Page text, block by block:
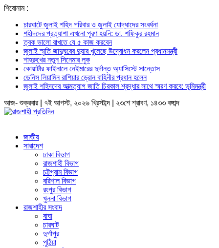
শিরোনাম :
চারঘাটে জুলাই শহিদ পরিবার ও জুলাই যোদ্ধাদের সংবর্ধনা
শহীদদের প্রত্যাশা এখনো পূরণ হয়নি: ডা. শফিকুর রহমান
ত্বক ভালো রাখতে যে ৫ কাজ করবেন
জুলাই স্মৃতি জাদুঘরের দুয়ার খুলেছে উদ্বোধন করলেন প্রধানমন্ত্রী
শাহরুখের নতুন সিনেমার লুক
কোয়ার্টার ফাইনালে নেইমারের দুর্দান্ত অ্যাসিস্টে সান্তোস
ডেনিস লিয়ামিন রাশিয়ার ড্রোন বাহিনীর প্রধান হলেন
জুলাই শহিদদের আত্মত্যাগ জাতি চিরকাল শ্রদ্ধার সাথে স্মরণ করবে: ভূমিমন্ত্রী
আজ- শুক্রবার | ৭ই আগস্ট, ২০২৬ খ্রিস্টাব্দ | ২৩শে শ্রাবণ, ১৪৩৩ বঙ্গাব্দ
জাতীয়
সারাদেশ
ঢাকা বিভাগ
রাজশাহী বিভাগ
চট্টগ্রাম বিভাগ
বরিশাল বিভাগ
রংপুর বিভাগ
খুলনা বিভাগ
রাজশাহীর সংবাদ
বাঘা
চারঘাট
দুর্গাপুর
পুঠিয়া